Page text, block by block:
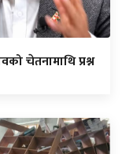
चेतनामाथि प्रश्न